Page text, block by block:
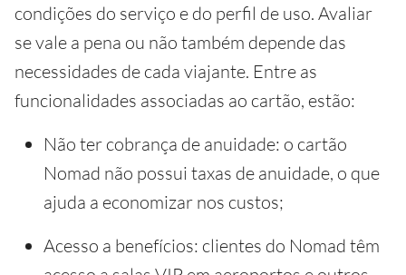
condições do serviço e do perfil de uso. Avaliar
se vale a pena ou não também depende das
necessidades de cada viajante. Entre as
funcionalidades associadas ao cartão, estão:
Não ter cobrança de anuidade: o cartão
Nomad não possui taxas de anuidade, o que
ajuda a economizar nos custos;
Acesso a benefícios: clientes do Nomad têm